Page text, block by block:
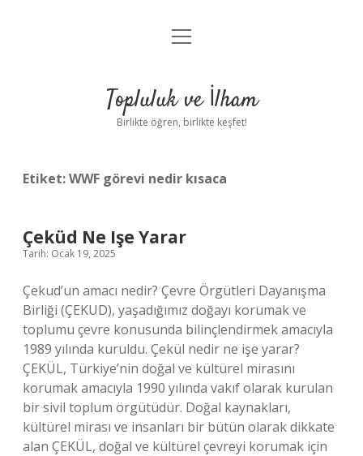
Anasayfa
Yasal Uyarı
menüyü
Topluluk ve İlham
Birlikte öğren, birlikte keşfet!
Etiket:WWF görevi nedir kısaca
Çeküd Ne Işe Yarar
Tarih: Ocak 19, 2025
Çekud’un amacı nedir? Çevre Örgütleri Dayanışma
Birliği (ÇEKUD), yaşadığımız doğayı korumak ve
toplumu çevre konusunda bilinçlendirmek amacıyla
1989 yılında kuruldu. Çekül nedir ne işe yarar?
ÇEKÜL, Türkiye’nin doğal ve kültürel mirasını
korumak amacıyla 1990 yılında vakıf olarak kurulan
bir sivil toplum örgütüdür. Doğal kaynakları,
kültürel mirası ve insanları bir bütün olarak dikkate
alan ÇEKÜL, doğal ve kültürel çevreyi korumak için